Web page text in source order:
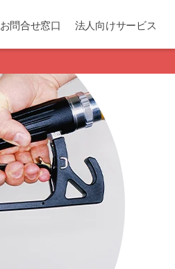
お問合せ窓口 法人向けサービス